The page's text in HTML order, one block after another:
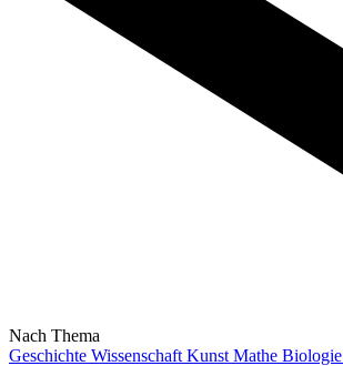
Nach Thema
Geschichte Wissenschaft Kunst Mathe Biologie